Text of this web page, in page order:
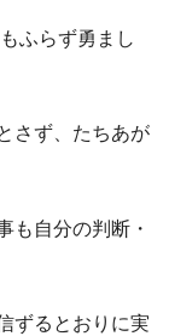
ふらず勇まし
さず、たちあが
も自分の判断・
ずるとおりに実